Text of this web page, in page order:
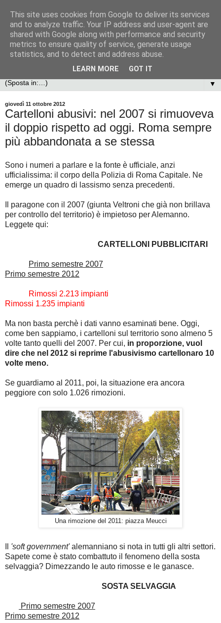
▼
giovedì 11 ottobre 2012
Cartelloni abusivi: nel 2007 si rimuoveva
il doppio rispetto ad oggi. Roma sempre
più abbandonata a se stessa
Sono i numeri a parlare e la fonte è ufficiale, anzi
ufficialissima: il corpo della Polizia di Roma Capitale. Ne
emerge un quadro di lassismo senza precedenti.
Il paragone con il 2007 (giunta Veltroni che già non brillava
per controllo del territorio) è impietoso per Alemanno.
Leggete qui:
CARTELLONI PUBBLICITARI
Primo semestre 2007
Primo semestre 2012
Rimossi 2.213 impianti
Rimossi 1.235 impianti
Ma non basta perchè i dati vanno esaminati bene. Oggi,
come ben sappiamo, i cartelloni sul territorio sono almeno 5
volte tanto quelli del 2007. Per cui, in proporzione, vuol
dire che nel 2012 si reprime l'abusivismo cartellonaro 10
volte meno.
Se guardiamo al 2011, poi, la situazione era ancora
peggiore con solo 1.026 rimozioni.
Una rimozione del 2011: piazza Meucci
'soft government'alemanniano si nota in tutti gli altri settori.
Sapete come è stato combattuto il fenomeno della sosta
selvaggia? Dimezzando le auto rimosse e le ganasce.
SOSTA SELVAGGIA
Primo semestre 2007
Primo semestre 2012
This site uses cookies from Google to deliver its services
and to analyze traffic. Your IP address and user-agent are
shared with Google along with performance and security
metrics to ensure quality of service, generate usage
statistics, and to detect and address abuse.
LEARN MORE GOT IT